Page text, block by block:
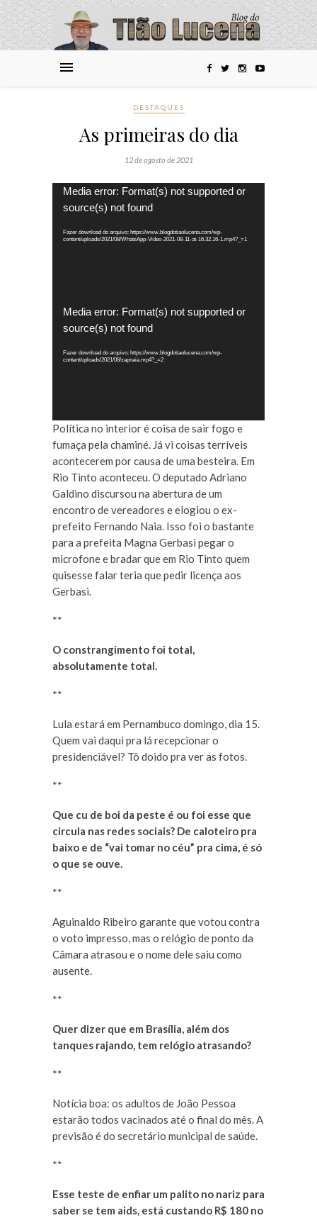
DESTAQUES
As primeiras do dia
12 de agosto de 2021
Tocador
vídeo
Media error: Format(s) not supported or
source(s) not found
Fazer download do arquivo: https://www.blogdotiaolucena.com/wp-
content/uploads/2021/08/WhatsApp-Video-2021-08-11-at-16.32.16-1.mp4?_=1
Tocador
vídeo
Media error: Format(s) not supported or
source(s) not found
Fazer download do arquivo: https://www.blogdotiaolucena.com/wp-
content/uploads/2021/08/zapnaia.mp4?_=2
Política no interior é coisa de sair fogo e
fumaça pela chaminé. Já vi coisas terríveis
acontecerem por causa de uma besteira. Em
Rio Tinto aconteceu. O deputado Adriano
Galdino discursou na abertura de um
encontro de vereadores e elogiou o ex-
prefeito Fernando Naia. Isso foi o bastante
para a prefeita Magna Gerbasi pegar o
microfone e bradar que em Rio Tinto quem
quisesse falar teria que pedir licença aos
Gerbasi.
**
O constrangimento foi total,
absolutamente total.
**
Lula estará em Pernambuco domingo, dia 15.
Quem vai daqui pra lá recepcionar o
presidenciável? Tô doido pra ver as fotos.
**
Que cu de boi da peste é ou foi esse que
circula nas redes sociais? De caloteiro pra
baixo e de “vai tomar no céu” pra cima, é só
o que se ouve.
**
Aguinaldo Ribeiro garante que votou contra
o voto impresso, mas o relógio de ponto da
Câmara atrasou e o nome dele saiu como
ausente.
**
Quer dizer que em Brasília, além dos
tanques rajando, tem relógio atrasando?
**
Notícia boa: os adultos de João Pessoa
estarão todos vacinados até o final do mês. A
previsão é do secretário municipal de saúde.
**
Esse teste de enfiar um palito no nariz para
saber se tem aids, está custando R$ 180 no